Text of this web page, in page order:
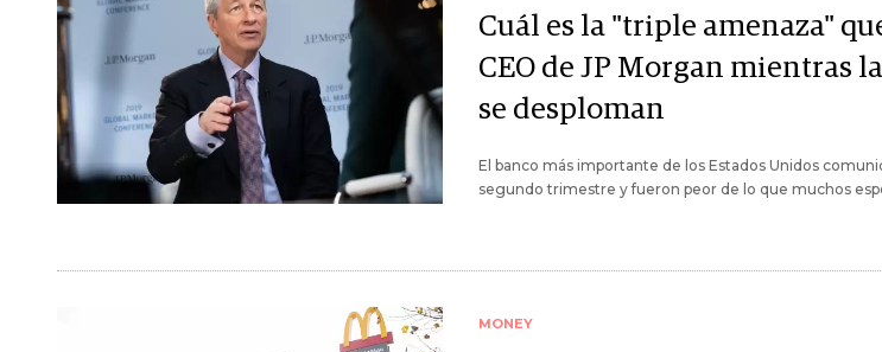
Cuál es la "triple amenaza"
CEO de JP Morgan mientras
se desploman
El banco más importante de los Estados Unidos
segundo trimestre y fueron peor de lo que muchos
MONEY